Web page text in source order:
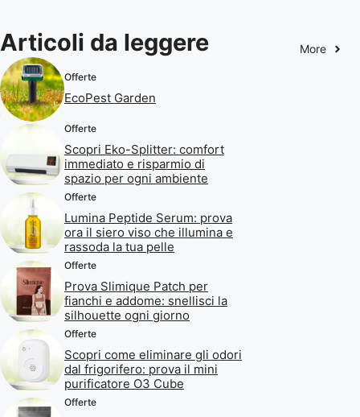
Articoli da leggere More
Offerte
EcoPest Garden
Offerte
Scopri Eko-Splitter: comfort
immediato e risparmio di
spazio per ogni ambiente
Offerte
Lumina Peptide Serum: prova
ora il siero viso che illumina e
rassoda la tua pelle
Offerte
Prova Slimique Patch per
fianchi e addome: snellisci la
silhouette ogni giorno
Offerte
Scopri come eliminare gli odori
dal frigorifero: prova il mini
purificatore O3 Cube
Offerte